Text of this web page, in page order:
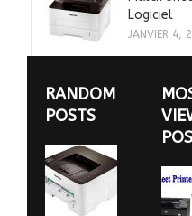
Logiciel
JANVIER 4,
RANDOM
POSTS